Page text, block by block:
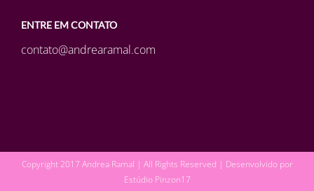
ENTRE EM CONTATO
contato@andrearamal.com
Copyright 2017 Andrea Ramal | All Rights Reserved | Desenvolvido por
Estúdio Pinzon17